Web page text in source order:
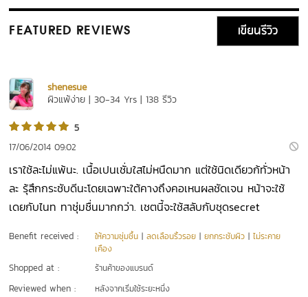
FEATURED REVIEWS เขียนรีวิว
shenesue
ผิวแพ้ง่าย | 30-34 Yrs | 138 รีวิว
5
17/06/2014 09:02
เราใช้ละไม่แพ้นะ. เนื้อเปนเชั่มใสไม่หนืดมาก แต่ใช้นิดเดียวก้ทั่วหน้า
ละ รุ้สึกกระชับดีนะโดยเฉพาะใต้คางถึงคอเหนผลชัดเจน หน้าจะใช้
เดยกับไนท ทาชุ่มชื่นมากกว่า. เชตนี้จะใช้สลับกับชุดsecret
Benefit received : ให้ความชุ่มชื้น |ลดเลือนริ้วรอย |ยกกระชับผิว |ไม่ระคาย
เคือง
Shopped at : ร้านค้าของแบรนด์
Reviewed when : หลังจากเริ่มใช้ระยะหนึ่ง